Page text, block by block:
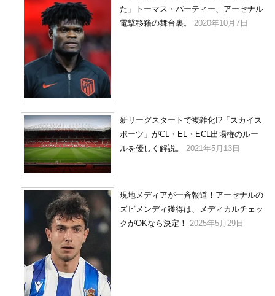
た」トーマス・パーティー、アーセナル
電撃移籍の舞台裏。
2020年10月7日
新リーグスタートで複雑化!?「スカイス
ポーツ」がCL・EL・ECL出場権のルー
ルを優しく解説。
2021年5月13日
現地メディアが一斉報道！アーセナルの
ズビメンディ獲得は、メディカルチェッ
クがOKなら決定！ 2025年5月29日